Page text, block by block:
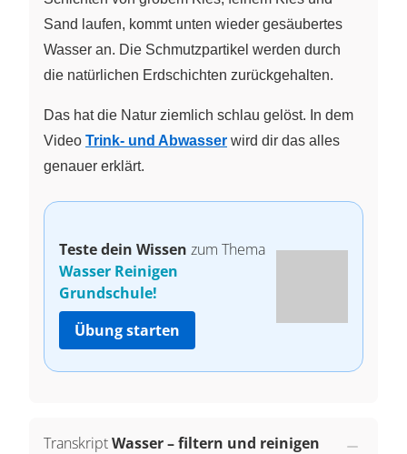
Sand laufen, kommt unten wieder gesäubertes
Wasser an. Die Schmutzpartikel werden durch
die natürlichen Erdschichten zurückgehalten.
Das hat die Natur ziemlich schlau gelöst. In dem
Video Trink- und Abwasser wird dir das alles
genauer erklärt.
Teste dein Wissen zum Thema
Wasser Reinigen
Grundschule!
Übung starten
TranskriptWasser – filtern und reinigen